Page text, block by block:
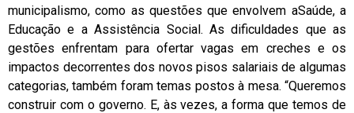
municipalismo, como as questões que envolvem aSaúde, a
Educação e a Assistência Social. As dificuldades que as
gestões enfrentam para ofertar vagas em creches e os
impactos decorrentes dos novos pisos salariais de algumas
categorias, também foram temas postos à mesa. “Queremos
construir com o governo. E, às vezes, a forma que temos de